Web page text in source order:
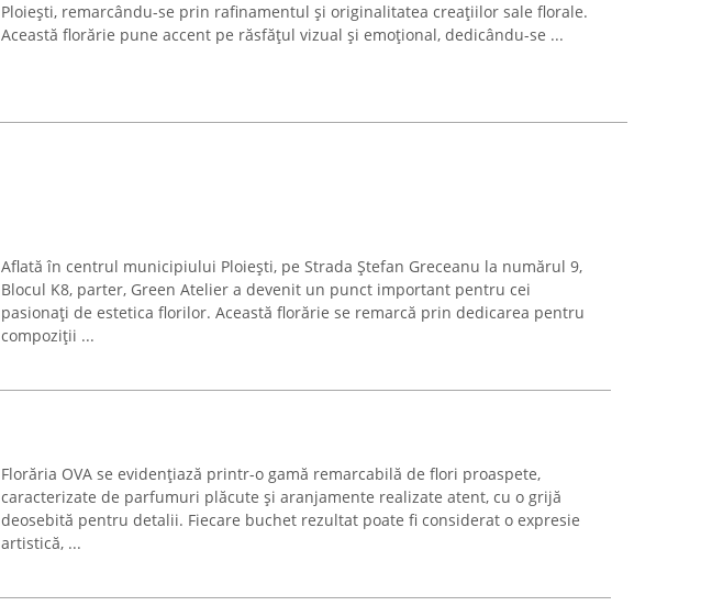
Ploiești, remarcându-se prin rafinamentul și originalitatea creațiilor sale florale.
Această florărie pune accent pe răsfățul vizual și emoțional, dedicându-se ...
Aflată în centrul municipiului Ploiești, pe Strada Ștefan Greceanu la numărul 9,
Blocul K8, parter, Green Atelier a devenit un punct important pentru cei
pasionați de estetica florilor. Această florărie se remarcă prin dedicarea pentru
compoziții ...
Florăria OVA se evidențiază printr-o gamă remarcabilă de flori proaspete,
caracterizate de parfumuri plăcute și aranjamente realizate atent, cu o grijă
deosebită pentru detalii. Fiecare buchet rezultat poate fi considerat o expresie
artistică, ...